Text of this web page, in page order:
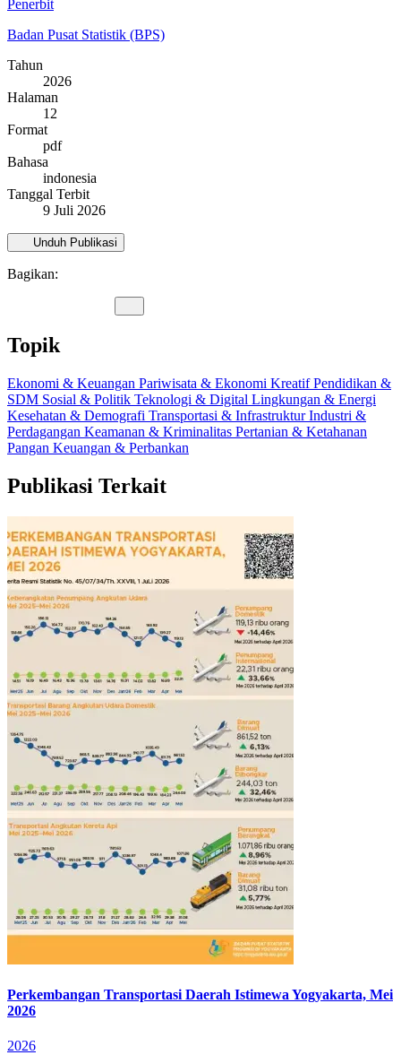
Penerbit
Badan Pusat Statistik (BPS)
Tahun
2026
Halaman
12
Format
pdf
Bahasa
indonesia
Tanggal Terbit
9 Juli 2026
Unduh Publikasi
Bagikan:
Topik
Ekonomi & Keuangan Pariwisata & Ekonomi KreatifPendidikan &
SDM Sosial & Politik Teknologi & Digital Lingkungan & Energi
Kesehatan & Demografi Transportasi & InfrastrukturIndustri &
Perdagangan Keamanan & Kriminalitas Pertanian & Ketahanan
Pangan Keuangan & Perbankan
Publikasi Terkait
Perkembangan Transportasi Daerah Istimewa Yogyakarta, Mei
2026
2026